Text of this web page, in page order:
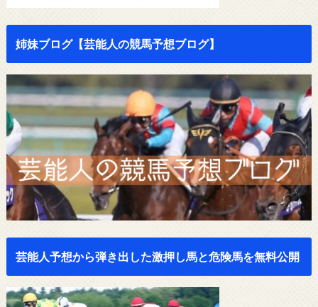
姉妹ブログ【芸能人の競馬予想ブログ】
芸能人予想から弾き出した激押し馬と危険馬を無料公開